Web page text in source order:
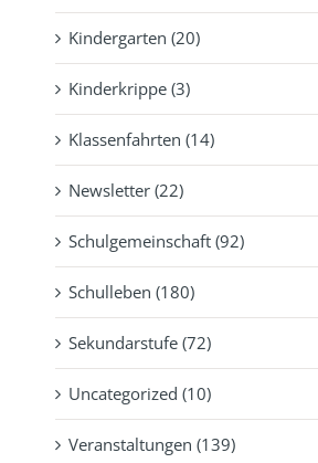
Kindergarten (20)
Kinderkrippe (3)
Klassenfahrten (14)
Newsletter (22)
Schulgemeinschaft (92)
Schulleben (180)
Sekundarstufe (72)
Uncategorized (10)
Veranstaltungen (139)